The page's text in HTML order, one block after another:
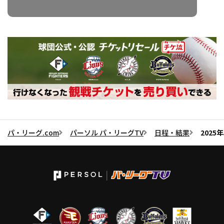
パ・リーグ.com パーソル パ・リーグTV 日程・結果 2025